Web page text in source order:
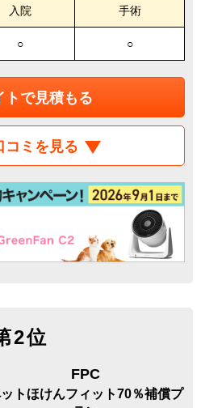
入院 手術
○ ○
トで見積もる
コミを見る
2位
FPC
トほけんフィット70％補償プ